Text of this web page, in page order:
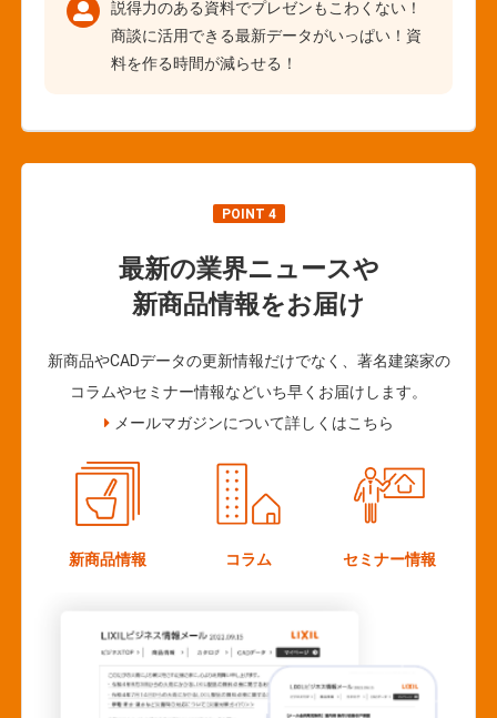
説得力のある資料でプレゼンもこわくない！
商談に活用できる最新データがいっぱい！資
料を作る時間が減らせる！
POINT 4
最新の業界ニュースや
新商品情報をお届け
新商品やCADデータの更新情報だけでなく、著名建築家の
コラムやセミナー情報などいち早くお届けします。
メールマガジンについて詳しくはこちら
新商品情報 コラム セミナー情報